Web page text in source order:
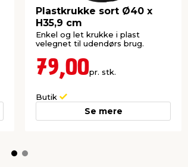
Plastkrukke sort Ø40 x
H35,9 cm
Enkel og let krukke i plast
velegnet til udendørs brug.
79,00pr. stk.
Butik
Se mere